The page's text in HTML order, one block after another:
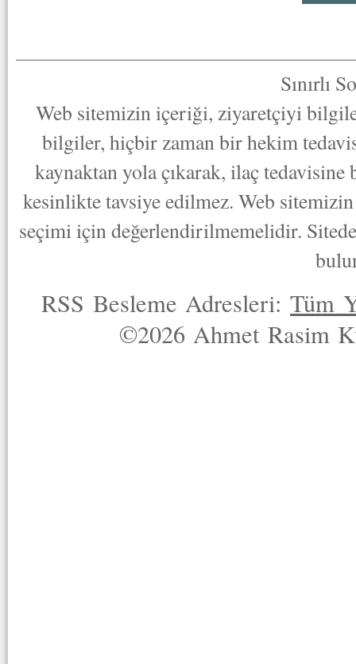
Sınırlı
Web sitemizin içeriği, ziyaretçiyi
bilgiler, hiçbir zaman bir hekim
kaynaktan yola çıkarak, ilaç
kesinlikte tavsiye edilmez. Web
seçimi için değerlendirilmemelidir.
RSS Besleme Adresleri:Tüm
©2026 Ahmet Rasim